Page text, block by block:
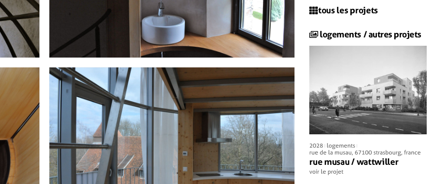
tous les projets
logements / autres projets
logements
12 route des romains, strasbourg, france
portes des romains
voir le projet
2024
logements
56 rue des vosges, 67540 ostwald, france
ensemble immobilier de 32
logements
voir le projet
2028 logements
rue de la musau, 67100 strasbourg, france
rue musau / wattwiller
voir le projet